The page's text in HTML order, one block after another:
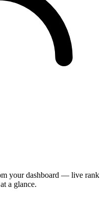
your dashboard — live rank
a glance.